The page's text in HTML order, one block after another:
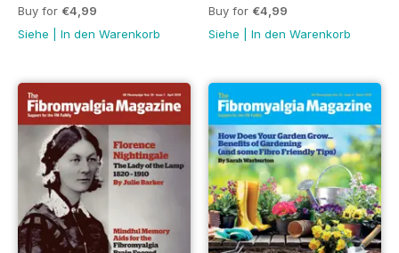
Buy for €4,99
Siehe
In den Warenkorb
Buy for €4,99
Siehe
In den Warenkorb